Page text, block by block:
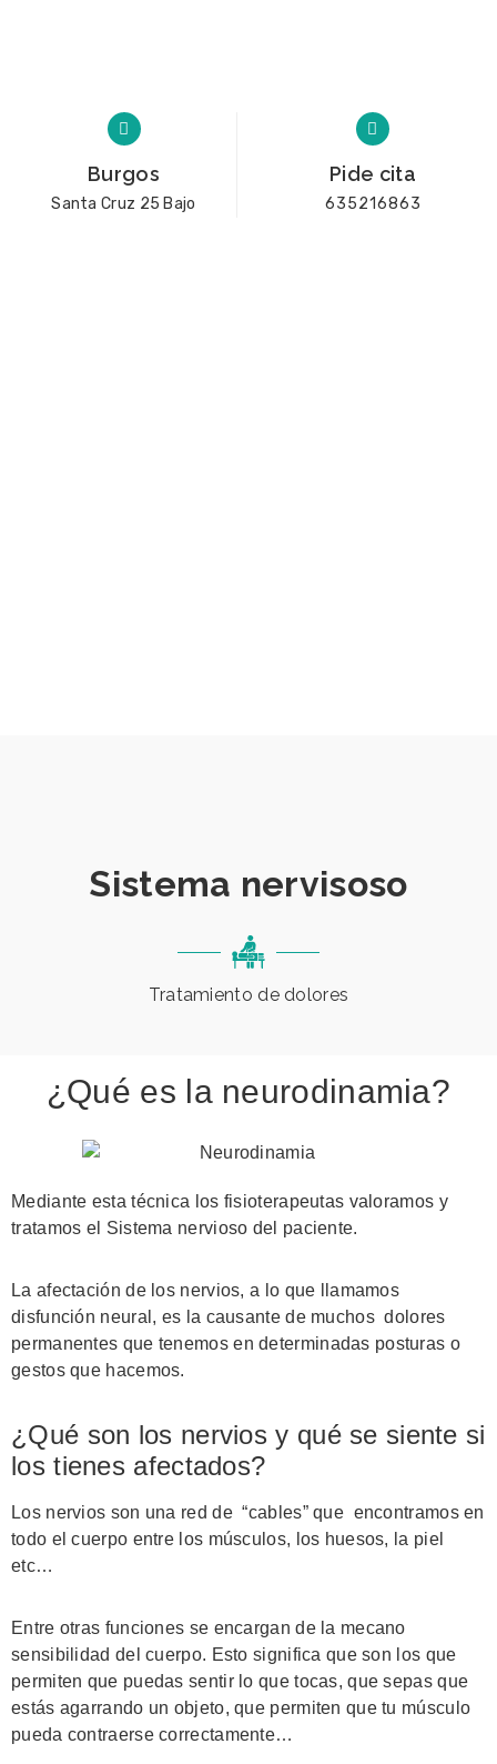
Burgos
Santa Cruz 25 Bajo
Pide cita
635216863
Sistema nervisoso
Tratamiento de dolores
¿Qué es la neurodinamia?​
Mediante esta técnica los fisioterapeutas valoramos y
tratamos el Sistema nervioso del paciente.
La afectación de los nervios, a lo que llamamos
disfunción neural, es la causante de muchos dolores
permanentes que tenemos en determinadas posturas o
gestos que hacemos.
¿Qué son los nervios y qué se siente si
los tienes afectados?
Los nervios son una red de “cables” que encontramos en
todo el cuerpo entre los músculos, los huesos, la piel
etc…
Entre otras funciones se encargan de la mecano
sensibilidad del cuerpo. Esto significa que son los que
permiten que puedas sentir lo que tocas, que sepas que
estás agarrando un objeto, que permiten que tu músculo
pueda contraerse correctamente…